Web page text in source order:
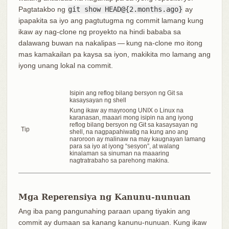
Pagtatakbo ng git show HEAD@{2.months.ago} ay
ipapakita sa iyo ang pagtutugma ng commit lamang kung
ikaw ay nag-clone ng proyekto na hindi bababa sa
dalawang buwan na nakalipas — kung na-clone mo itong
mas kamakailan pa kaysa sa iyon, makikita mo lamang ang
iyong unang lokal na commit.
Tip
Isipin ang reflog bilang bersyon ng Git sa
kasaysayan ng shell
Kung ikaw ay mayroong UNIX o Linux na
karanasan, maaari mong isipin na ang iyong
reflog bilang bersyon ng Git sa kasaysayan ng
shell, na nagpapahiwatig na kung ano ang
naroroon ay malinaw na may kaugnayan lamang
para sa iyo at iyong “sesyon”, at walang
kinalaman sa sinuman na maaaring
nagtratrabaho sa parehong makina.
Mga Reperensiya ng Kanunu-nunuan
Ang iba pang pangunahing paraan upang tiyakin ang
commit ay dumaan sa kanang kanunu-nunuan. Kung ikaw